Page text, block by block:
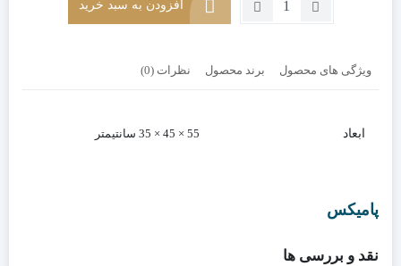
پارچه
افزودن به سبد خرید
ویژگی های محصول برند محصول نظرات (0)
ابعاد 55 × 45 × 35 سانتیمتر
پامیکس
نقد و بررسی ها